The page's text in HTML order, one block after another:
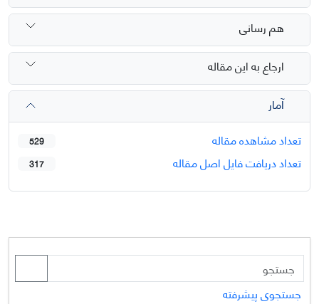
هم رسانی
ارجاع به این مقاله
آمار
تعداد مشاهده مقاله
529
تعداد دریافت فایل اصل مقاله 317
جستجوی پیشرفته